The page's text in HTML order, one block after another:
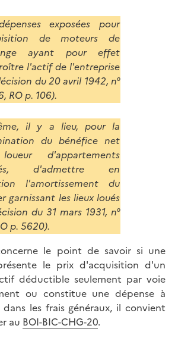
exposées pour
de moteurs de
ayant pour effet
l'actif de l'entreprise
du 20 avril 1942, n°
RO p. 106).
il y a lieu, pour la
du bénéfice net
d'appartements
d'admettre en
l'amortissement du
garnissant les lieux loués
du 31 mars 1931, n°
p. 5620).
le point de savoir si une
le prix d'acquisition d'un
déductible seulement par voie
ou constitue une dépense à
les frais généraux, il convient
au BOI-BIC-CHG-20.